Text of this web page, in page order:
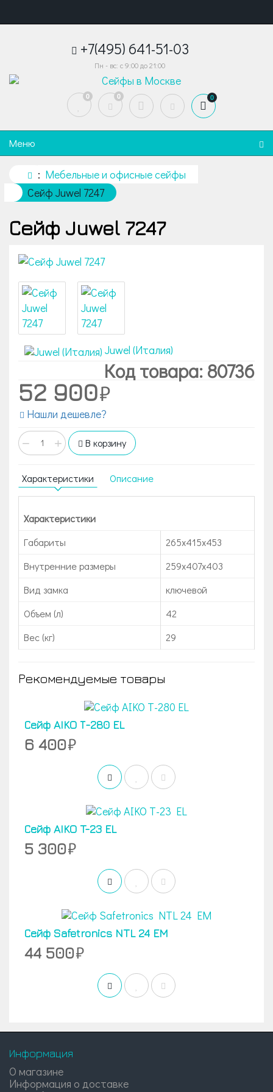
+7(495) 641-51-03
Пн - вс: с 9:00 до 21:00
0 0 0
Меню
Мебельные и офисные сейфы
Сейф Juwel 7247
Сейф Juwel 7247
Juwel (Италия)
Код товара: 80736
52 900
Нашли дешевле?
− + В корзину
Характеристики Описание
Характеристики
Габариты
265x415x453
Внутренние размеры
259x407x403
Вид замка
ключевой
Объем (л)
42
Вес (кг)
29
Рекомендуемые товары
Сейф AIKO Т-280 EL
6 400
Сейф AIKO T-23 EL
5 300
Сейф Safetronics NTL 24 EM
44 500
Информация
О магазине
Информация о доставке